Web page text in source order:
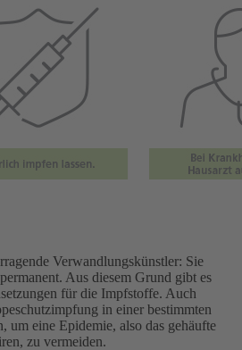
Verwandlungskünstler: Sie
Aus diesem Grund gibt es
für die Impfstoffe. Auch
in einer bestimmten
um eine Epidemie, also das gehäufte
zu vermeiden.